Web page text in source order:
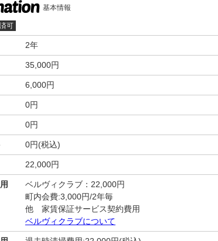
基本情報
可
2年
35,000円
6,000円
0円
0円
0円(税込)
22,000円
ベルヴィクラブ：22,000円
町内会費:3,000円/2年毎
他 家賃保証サービス契約費用
ベルヴィクラブについて